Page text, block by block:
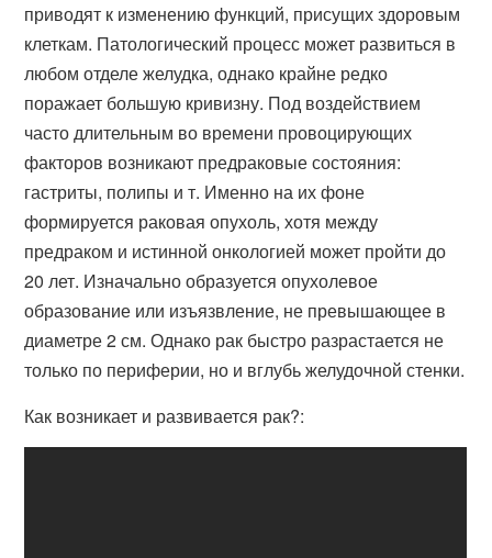
приводят к изменению функций, присущих здоровым
клеткам. Патологический процесс может развиться в
любом отделе желудка, однако крайне редко
поражает большую кривизну. Под воздействием
часто длительным во времени провоцирующих
факторов возникают предраковые состояния:
гастриты, полипы и т. Именно на их фоне
формируется раковая опухоль, хотя между
предраком и истинной онкологией может пройти до
20 лет. Изначально образуется опухолевое
образование или изъязвление, не превышающее в
диаметре 2 см. Однако рак быстро разрастается не
только по периферии, но и вглубь желудочной стенки.
Как возникает и развивается рак?: